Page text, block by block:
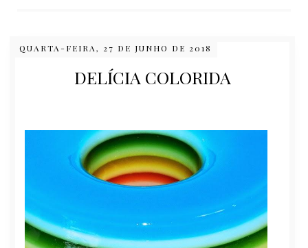
QUARTA-FEIRA, 27 DE JUNHO DE 2018
DELÍCIA COLORIDA